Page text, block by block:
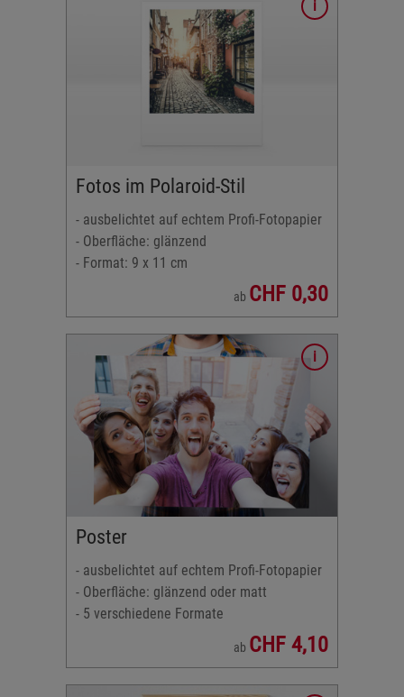
Fotos im Polaroid-Stil
- ausbelichtet auf echtem Profi-Fotopapier
- Oberfläche: glänzend
- Format: 9 x 11 cm
ab CHF 0,30
Poster
- ausbelichtet auf echtem Profi-Fotopapier
- Oberfläche: glänzend oder matt
- 5 verschiedene Formate
ab CHF 4,10